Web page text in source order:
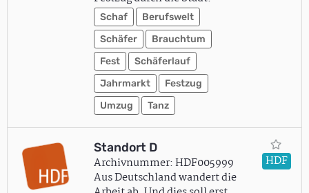
Schaf
Berufswelt
Schäfer
Brauchtum
Fest
Schäferlauf
Jahrmarkt
Festzug
Umzug
Tanz
Standort D
Archivnummer: HDF005999
Aus Deutschland wandert die
HDF